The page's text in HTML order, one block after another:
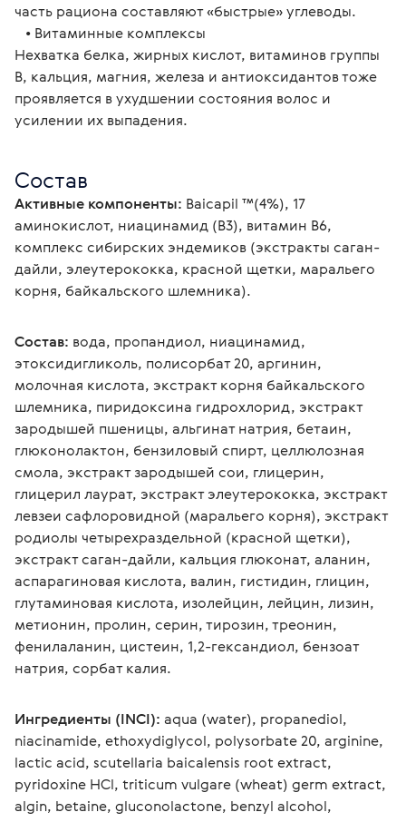
часть рациона составляют «быстрые» углеводы.
• Витаминные комплексы
Нехватка белка, жирных кислот, витаминов группы
B, кальция, магния, железа и антиоксидантов тоже
проявляется в ухудшении состояния волос и
усилении их выпадения.
Состав
Активные компоненты: Baicapil ™(4%), 17
аминокислот, ниацинамид (В3), витамин В6,
комплекс сибирских эндемиков (экстракты саган-
дайли, элеутерококка, красной щетки, маральего
корня, байкальского шлемника).
Состав: вода, пропандиол, ниацинамид,
этоксидигликоль, полисорбат 20, аргинин,
молочная кислота, экстракт корня байкальского
шлемника, пиридоксина гидрохлорид, экстракт
зародышей пшеницы, альгинат натрия, бетаин,
глюконолактон, бензиловый спирт, целлюлозная
смола, экстракт зародышей сои, глицерин,
глицерил лаурат, экстракт элеутерококка, экстракт
левзеи сафлоровидной (маральего корня), экстракт
родиолы четырехраздельной (красной щетки),
экстракт саган-дайли, кальция глюконат, аланин,
аспарагиновая кислота, валин, гистидин, глицин,
глутаминовая кислота, изолейцин, лейцин, лизин,
метионин, пролин, серин, тирозин, треонин,
фенилаланин, цистеин, 1,2-гександиол, бензоат
натрия, сорбат калия.
Ингредиенты (INCI): aqua (water), propanediol,
niacinamide, ethoxydiglycol, polysorbate 20, arginine,
lactic acid, scutellaria baicalensis root extract,
pyridoxine HCl, triticum vulgare (wheat) germ extract,
algin, betaine, gluconolactone, benzyl alcohol,